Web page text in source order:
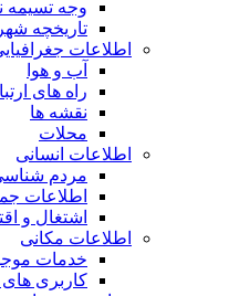
وجه تسیمه
تاریخچه شهر
اطلاعات
آب و هوا
راه های
نقشه ها
محلات
اطلاعات انسانی
مردم
اطلاعات
اشتغال و
اطلاعات مکانی
خدمات
کاربری